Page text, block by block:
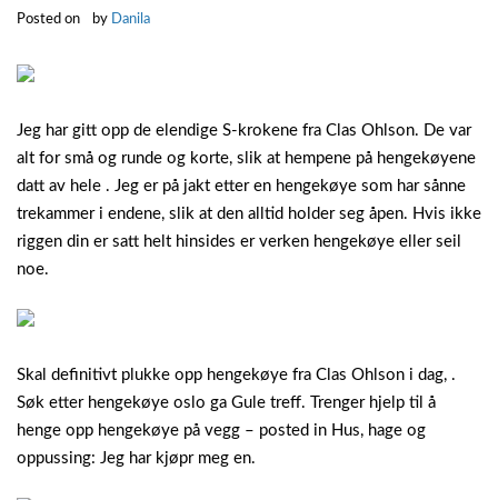
Posted on by Danila
Jeg har gitt opp de elendige S-krokene fra Clas Ohlson. De var
alt for små og runde og korte, slik at hempene på hengekøyene
datt av hele . Jeg er på jakt etter en hengekøye som har sånne
trekammer i endene, slik at den alltid holder seg åpen. Hvis ikke
riggen din er satt helt hinsides er verken hengekøye eller seil
noe.
Skal definitivt plukke opp hengekøye fra Clas Ohlson i dag, .
Søk etter hengekøye oslo ga Gule treff. Trenger hjelp til å
henge opp hengekøye på vegg – posted in Hus, hage og
oppussing: Jeg har kjøpr meg en.